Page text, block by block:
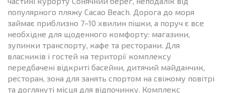
популярного пляжу Cacao Beach. Дорога до моря
займає приблизно 7–10 хвилин пішки, а поруч є все
необхідне для щоденного комфорту: магазини,
зупинки транспорту, кафе та ресторани. Для
власників і гостей на території комплексу
передбачені відкриті басейни, дитячий майданчик,
ресторан, зона для занять спортом на свіжому повітрі
та доглянуті місця для відпочинку. Комплекс